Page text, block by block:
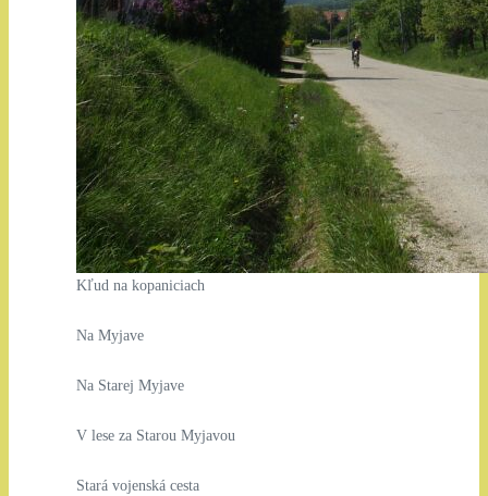
Kľud na kopaniciach
Na Myjave
Na Starej Myjave
V lese za Starou Myjavou
Stará vojenská cesta